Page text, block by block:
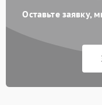
Оставьте заявку,